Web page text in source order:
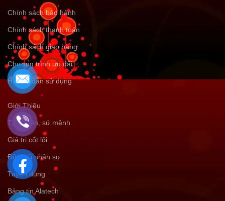
Chính sách bảo hành
Chính sách thanh toán
Chính sách giao hàng
Chương trình ưu đãi
Hướng dẫn sử dụng
Giới Thiệu
Tầm nhìn, sứ mệnh
Giá trị cốt lõi
Đội ngũ nhân sự
Tuyển dụng
Bảng tin Alatech